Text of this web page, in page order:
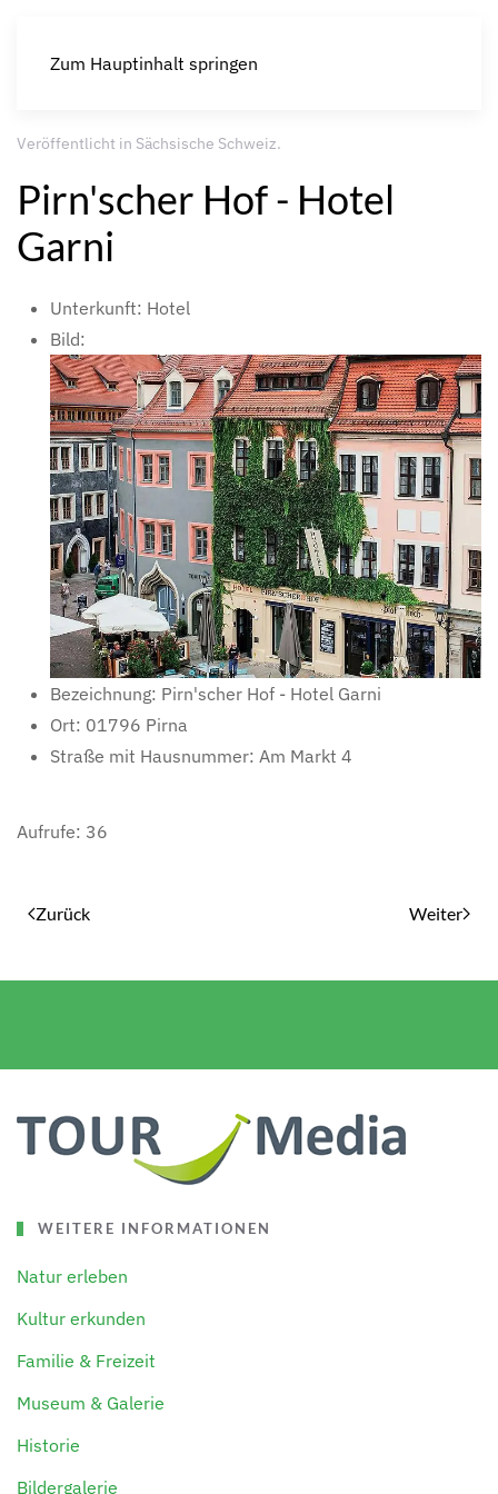
Zum Hauptinhalt springen
Veröffentlicht in Sächsische Schweiz.
Pirn'scher Hof - Hotel
Garni
Unterkunft: Hotel
Bild:
Bezeichnung: Pirn'scher Hof - Hotel Garni
Ort: 01796 Pirna
Straße mit Hausnummer: Am Markt 4
Aufrufe: 36
Zurück Weiter
WEITERE INFORMATIONEN
Natur erleben
Kultur erkunden
Familie & Freizeit
Museum & Galerie
Historie
Bildergalerie